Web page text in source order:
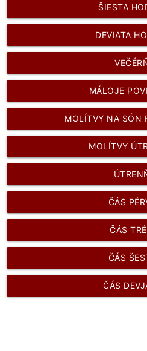
ŠIESTA
DEVIATA
MÁLOJE
MOLÍTVY NA SÓN
MOLÍTVY
ČÁS
ČÁS
ČÁS
ČÁS